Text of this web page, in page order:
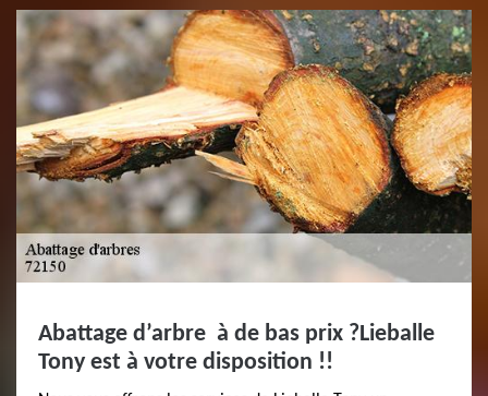
Abattage d’arbre à de bas prix ?Lieballe
Tony est à votre disposition !!